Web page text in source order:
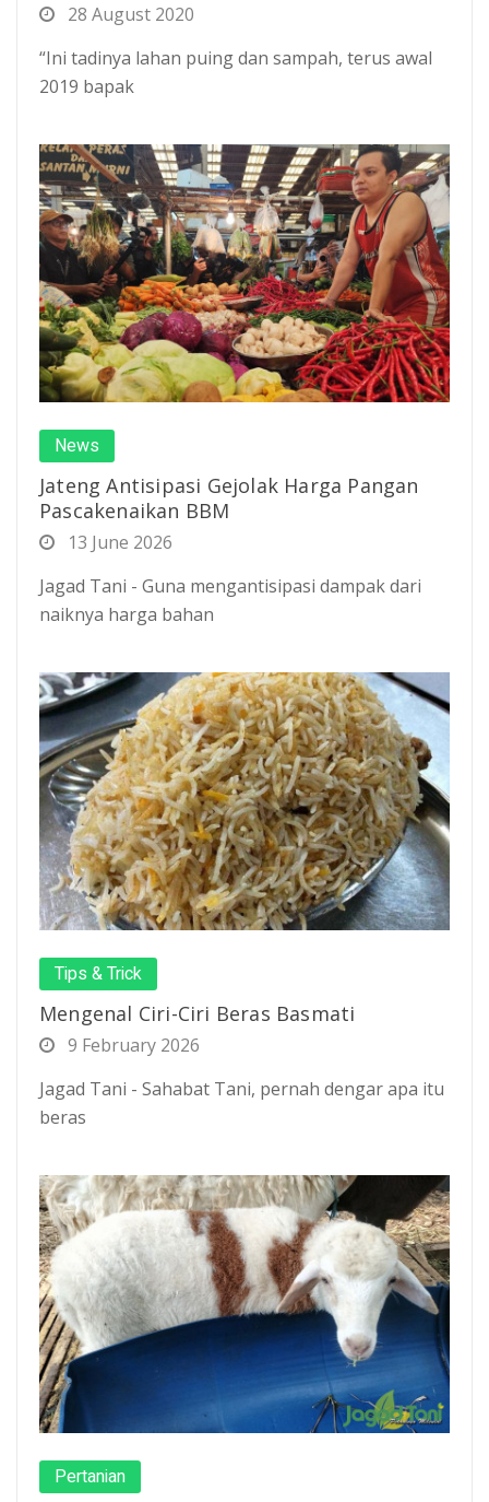
28 August 2020
“Ini tadinya lahan puing dan sampah, terus awal
2019 bapak
News
Jateng Antisipasi Gejolak Harga Pangan
Pascakenaikan BBM
13 June 2026
Jagad Tani - Guna mengantisipasi dampak dari
naiknya harga bahan
Tips & Trick
Mengenal Ciri-Ciri Beras Basmati
9 February 2026
Jagad Tani - Sahabat Tani, pernah dengar apa itu
beras
Pertanian